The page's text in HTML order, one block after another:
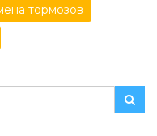
тормозов